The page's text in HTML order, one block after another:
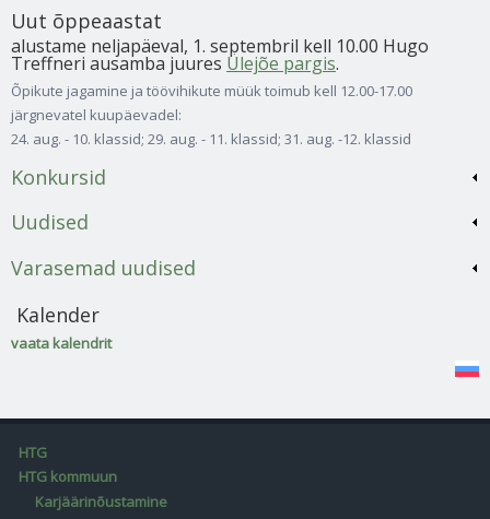
Uut õppeaastat
alustame neljapäeval, 1. septembril kell 10.00 Hugo
Treffneri ausamba juures Ülejõe pargis.
Õpikute jagamine ja töövihikute müük toimub kell 12.00-17.00
järgnevatel kuupäevadel:
24. aug. - 10. klassid; 29. aug. - 11. klassid; 31. aug. -12. klassid
Konkursid
Uudised
Varasemad uudised
Kalender
vaata kalendrit
HTG
HTG kommuun
Karjäärinõustamine